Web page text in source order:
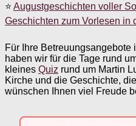
⭐ Augustgeschichten voller
Geschichten zum Vorlesen in
Für Ihre
haben wir für die Tage rund
kleines Quiz rund um Martin
Kirche und die Geschichte,
wünschen Ihnen viel Freude